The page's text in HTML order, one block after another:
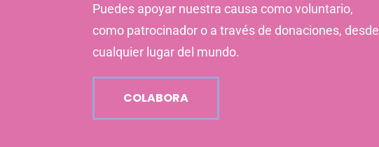
Puedes apoyar nuestra causa como voluntario,
como patrocinador o a través de donaciones, desde
cualquier lugar del mundo.
COLABORA